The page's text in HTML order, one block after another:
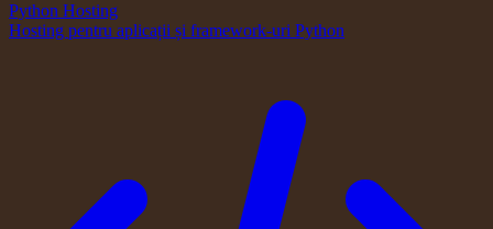
Python Hosting
Hosting pentru aplicații și framework-uri Python